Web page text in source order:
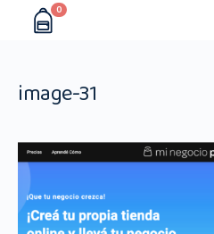
0
image-31